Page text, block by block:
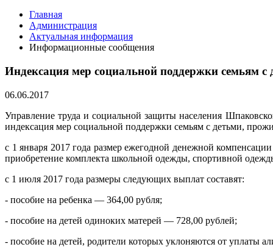
Главная
Администрация
Актуальная информация
Информационные сообщения
Индексация мер социальной поддержки семьям с
06.06.2017
Управление труда и социальной защиты населения
индексация мер социальной поддержки семьям с детьми,
с 1 января 2017 года размер ежегодной денежной
приобретение комплекта школьной одежды, спортивной
с 1 июля 2017 года размеры следующих выплат составят:
- пособие на ребенка — 364,00 рубля;
- пособие на детей одиноких матерей — 728,00 рублей;
- пособие на детей, родители которых уклоняются от уплаты